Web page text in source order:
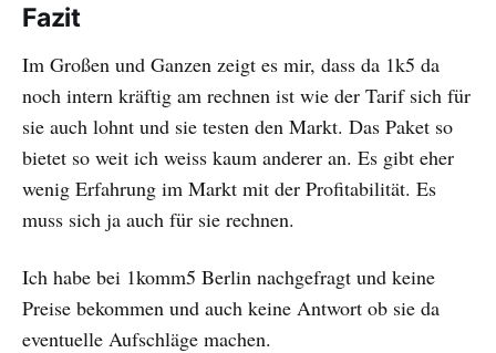
Fazit
Im Großen und Ganzen zeigt es mir, dass da 1k5 da
noch intern kräftig am rechnen ist wie der Tarif sich für
sie auch lohnt und sie testen den Markt. Das Paket so
bietet so weit ich weiss kaum anderer an. Es gibt eher
wenig Erfahrung im Markt mit der Profitabilität. Es
muss sich ja auch für sie rechnen.
Ich habe bei 1komm5 Berlin nachgefragt und keine
Preise bekommen und auch keine Antwort ob sie da
eventuelle Aufschläge machen.